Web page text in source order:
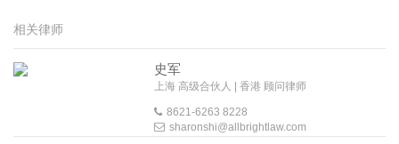
相关律师
史军
上海 高级合伙人 | 香港 顾问律师
8621-6263 8228
sharonshi@allbrightlaw.com